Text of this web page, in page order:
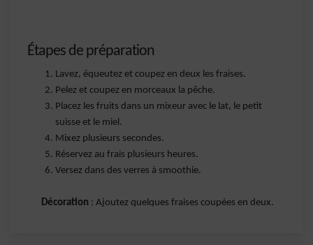
Étapes de préparation
Lavez, équeutez et coupez en deux les fraises.
Pelez et coupez en morceaux la pêche.
Placez les fruits dans un mixeur avec le lat, le petit
suisse et le miel.
Mixez plusieurs secondes.
Réservez au frais plusieurs heures.
Versez dans des verres à smoothie.
Décoration : Ajoutez quelques fraises coupées en deux.